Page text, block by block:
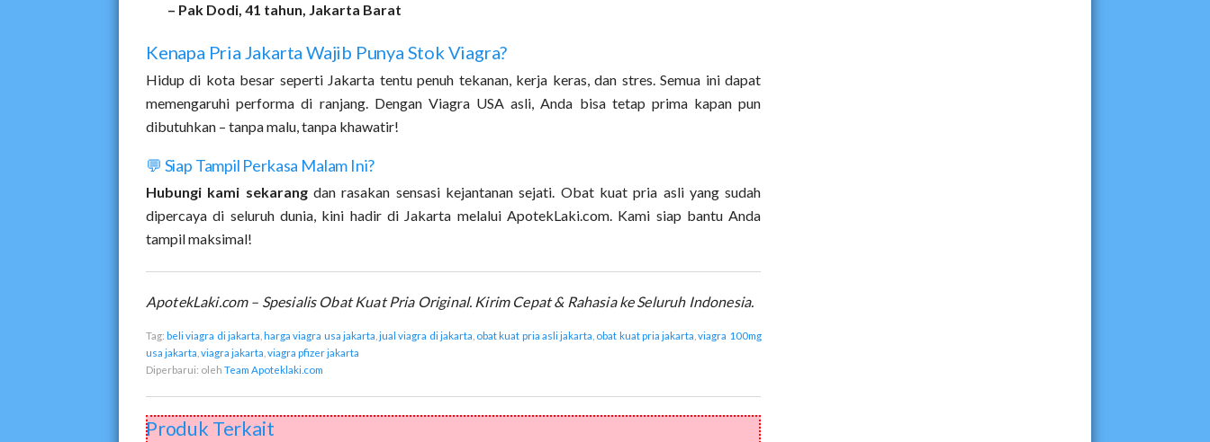
– Pak Dodi, 41 tahun, Jakarta Barat
Kenapa Pria Jakarta Wajib Punya Stok Viagra?
Hidup di kota besar seperti Jakarta tentu penuh tekanan, kerja keras, dan stres. Semua ini dapat
memengaruhi performa di ranjang. Dengan Viagra USA asli, Anda bisa tetap prima kapan pun
dibutuhkan – tanpa malu, tanpa khawatir!
💬 Siap Tampil Perkasa Malam Ini?
Hubungi kami sekarangdan rasakan sensasi kejantanan sejati. Obat kuat pria asli yang sudah
dipercaya di seluruh dunia, kini hadir di Jakarta melalui ApotekLaki.com. Kami siap bantu Anda
tampil maksimal!
ApotekLaki.com – Spesialis Obat Kuat Pria Original. Kirim Cepat & Rahasia ke Seluruh Indonesia.
Tag:beli viagra di jakarta ,harga viagra usa jakarta ,jual viagra di jakarta obat kuat pria asli jakarta obat kuat pria jakarta ,viagra 100mg
usa jakarta viagra jakarta viagra pfizer jakarta
Diperbarui: oleh Team Apoteklaki.com
Produk Terkait